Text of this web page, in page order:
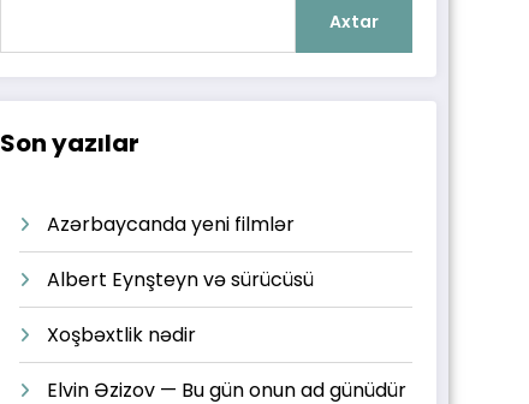
Axtar
Son yazılar
Azərbaycanda yeni filmlər
Albert Eynşteyn və sürücüsü
Xoşbəxtlik nədir
Elvin Əzizov — Bu gün onun ad günüdür